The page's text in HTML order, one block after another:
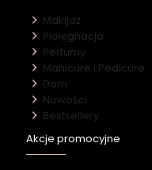
Makijaż
Pielęgnacja
Perfumy
Manicure i Pedicure
Dom
Nowości
Bestsellery
Akcje promocyjne